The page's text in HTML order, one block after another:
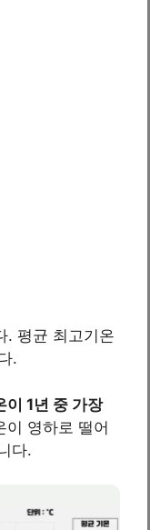
. 평균 최고기온
.
이 1년 중 가장
이 영하로 떨어
다.